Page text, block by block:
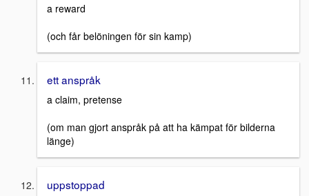
a reward
(och får belöningen för sin kamp)
ett anspråk
a claim, pretense
(om man gjort anspråk på att ha kämpat för bilderna
länge)
uppstoppad